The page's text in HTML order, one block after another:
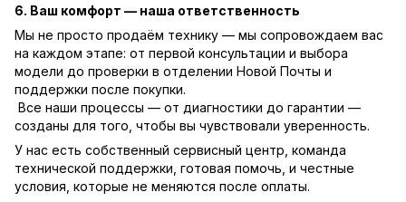
6. Ваш комфорт — наша ответственность
Мы не просто продаём технику — мы сопровождаем вас
на каждом этапе: от первой консультации и выбора
модели до проверки в отделении Новой Почты и
поддержки после покупки.
Все наши процессы — от диагностики до гарантии —
созданы для того, чтобы вы чувствовали уверенность.
У нас есть собственный сервисный центр, команда
технической поддержки, готовая помочь, и честные
условия, которые не меняются после оплаты.